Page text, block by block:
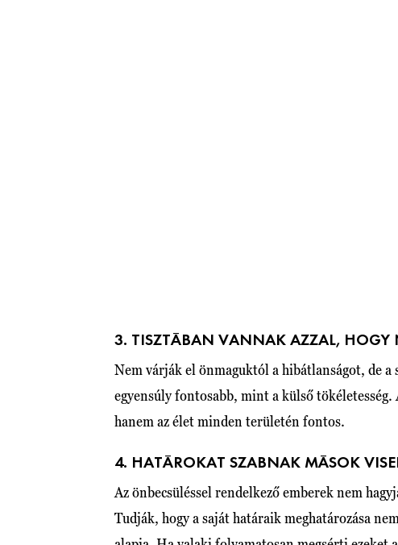
3. TISZTÁBAN VANNAK AZZAL, HOGY
Nem várják el önmaguktól a hibátlanságot, de
egyensúly fontosabb, mint a külső tökéletesség.
hanem az élet minden területén fontos.
4. HATÁROKAT SZABNAK MÁSOK
Az önbecsüléssel rendelkező emberek nem
Tudják, hogy a saját határaik meghatározása